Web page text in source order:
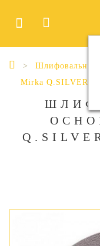
Шлифовальные
Mirka Q.SILVER
ШЛИФ